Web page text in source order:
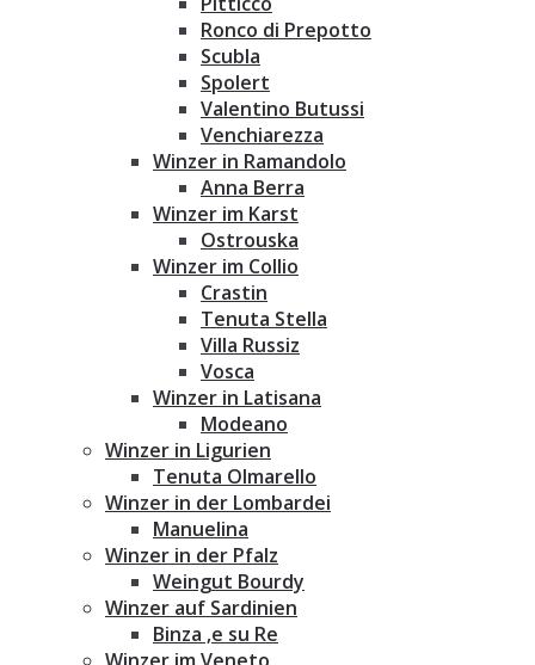
Ronco di Prepotto
Scubla
Spolert
Valentino Butussi
Venchiarezza
Winzer in Ramandolo
Anna Berra
Winzer im Karst
Ostrouska
Winzer im Collio
Crastin
Tenuta Stella
Villa Russiz
Vosca
Winzer in Latisana
Modeano
Winzer in Ligurien
Tenuta Olmarello
Winzer in der Lombardei
Manuelina
Winzer in der Pfalz
Weingut Bourdy
Winzer auf Sardinien
Binza ‚e su Re